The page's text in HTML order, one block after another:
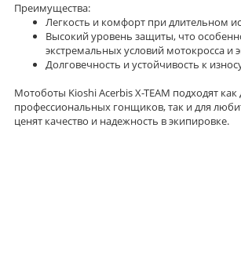
Преимущества:
Легкость и комфорт при длительном
Высокий уровень защиты, что
экстремальных условий мотокросса и
Долговечность и устойчивость к
Мотоботы Kioshi Acerbis X-TEAM подходят как
профессиональных гонщиков, так и для
ценят качество и надежность в экипировке.